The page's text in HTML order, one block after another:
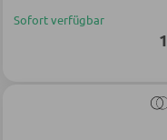
Vitrinen
Sofort verfügbar